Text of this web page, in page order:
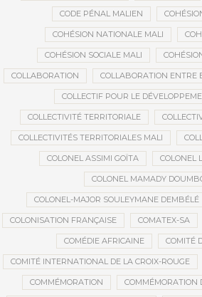
CODE PÉNAL MALIEN
COHÉSION NATIONALE MALI
COHÉSION SOCIALE MALI
COLLABORATION COLLABORATION ENTRE
COLLECTIF POUR LE
COLLECTIVITÉ TERRITORIALE
COLLECTIVITÉS TERRITORIALES MALI
COLONEL ASSIMI GOÏTA COLONEL
COLONEL MAMADY
COLONEL-MAJOR SOULEYMANE DEMBÉLÉ
COLONISATION FRANÇAISE COMATEX-SA
COMÉDIE AFRICAINE COMITÉ
COMITÉ INTERNATIONAL DE LA CROIX-ROUGE
COMMÉMORATION COMMÉMORATION